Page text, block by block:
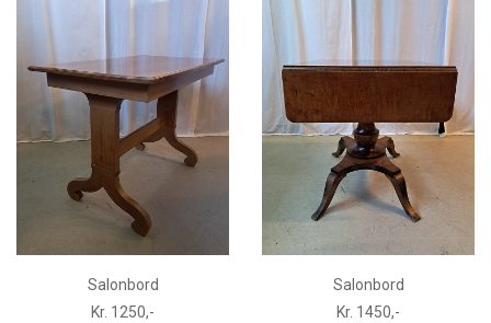
Salonbord
Kr. 1250,-
Salonbord
Kr. 1450,-